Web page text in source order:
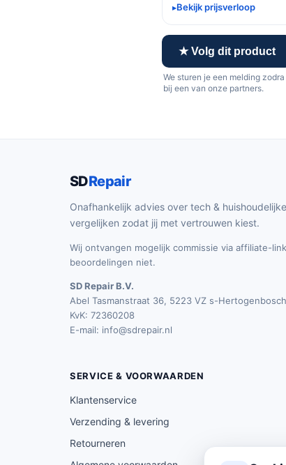
Bekijk prijsverloop
★ Volg dit product
We sturen je een melding
bij een van onze partners.
SDRepair
Onafhankelijk advies over tech &
vergelijken zodat jij met vertrouwen kiest.
Wij ontvangen mogelijk commissie via affiliate-
beoordelingen niet.
SD Repair B.V.
Abel Tasmanstraat 36, 5223 VZ s-Hertogenbosch
KvK: 72360208
E-mail: info@sdrepair.nl
SERVICE & VOORWAARDEN
Klantenservice
Verzending & levering
Retourneren